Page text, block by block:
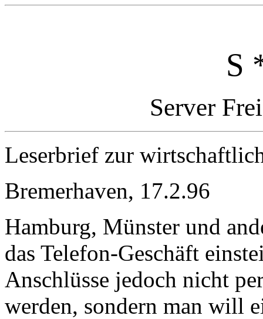
S
Server
Leserbrief zur
Bremerhaven, 17.2.96
Hamburg, Münster und
das Telefon-Geschäft
Anschlüsse jedoch nicht
werden, sondern man will